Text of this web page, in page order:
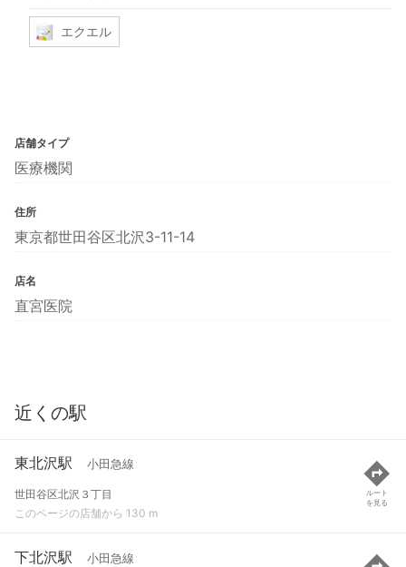
エクエル
店舗タイプ
医療機関
住所
東京都世田谷区北沢3-11-14
店名
直宮医院
近くの駅
東北沢駅 小田急線
世田谷区北沢３丁目
このページの店舗から 130 m
ルート
を見る
下北沢駅 小田急線